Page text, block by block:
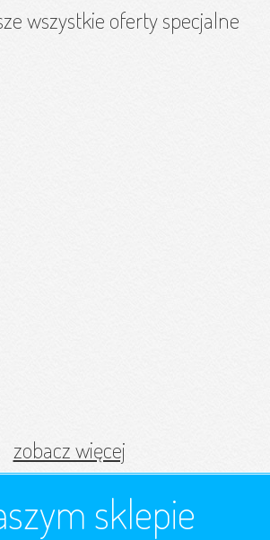
wszystkie oferty specjalne
zobacz więcej
sklepie